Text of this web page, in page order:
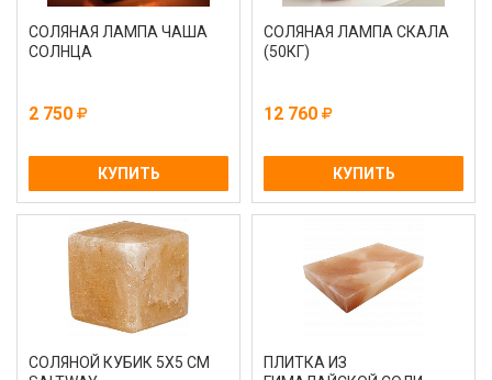
СОЛЯНАЯ ЛАМПА ЧАША
СОЛНЦА
2 750
КУПИТЬ
СОЛЯНАЯ ЛАМПА СКАЛА
(50КГ)
12 760
КУПИТЬ
СОЛЯНОЙ КУБИК 5Х5 СМ
ПЛИТКА ИЗ